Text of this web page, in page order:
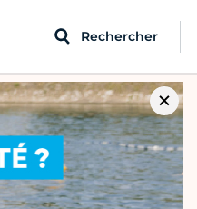
Rechercher